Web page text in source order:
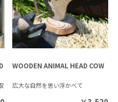
WOODEN ANIMAL HEAD COW
広大な自然を思い浮かべて